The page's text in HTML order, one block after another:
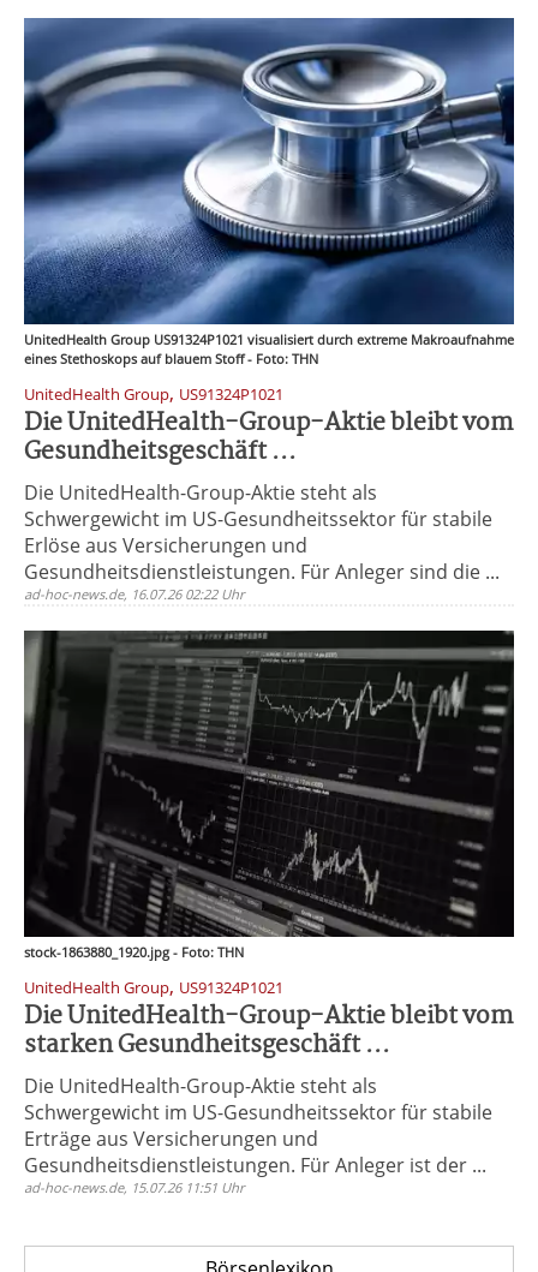
UnitedHealth Group US91324P1021 visualisiert durch extreme Makroaufnahme
eines Stethoskops auf blauem Stoff - Foto: THN
UnitedHealth Group, US91324P1021
Die UnitedHealth-Group-Aktie bleibt vom
Gesundheitsgeschäft ...
Die UnitedHealth-Group-Aktie steht als
Schwergewicht im US-Gesundheitssektor für stabile
Erlöse aus Versicherungen und
Gesundheitsdienstleistungen. Für Anleger sind die ...
ad-hoc-news.de, 16.07.26 02:22 Uhr
stock-1863880_1920.jpg - Foto: THN
UnitedHealth Group, US91324P1021
Die UnitedHealth-Group-Aktie bleibt vom
starken Gesundheitsgeschäft ...
Die UnitedHealth-Group-Aktie steht als
Schwergewicht im US-Gesundheitssektor für stabile
Erträge aus Versicherungen und
Gesundheitsdienstleistungen. Für Anleger ist der ...
ad-hoc-news.de, 15.07.26 11:51 Uhr